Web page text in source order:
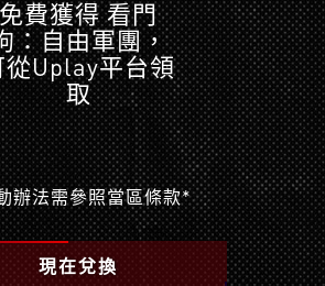
免費獲得 看門
：自由軍團，
從Uplay平台領
取
辦法需參照當區條款*
現在兌換